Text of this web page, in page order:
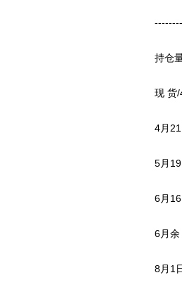
持仓量
现 货/4
4月21
5月19
6月16
6月余
8月1日/